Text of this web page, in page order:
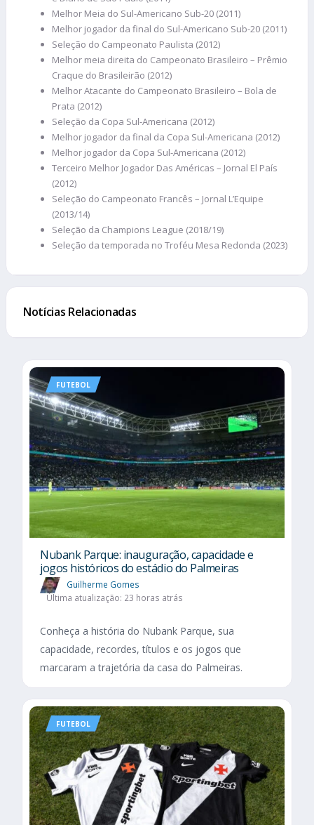
Melhor Meia do Sul-Americano Sub-20 (2011)
Melhor jogador da final do Sul-Americano Sub-20 (2011)
Seleção do Campeonato Paulista (2012)
Melhor meia direita do Campeonato Brasileiro – Prêmio
Craque do Brasileirão (2012)
Melhor Atacante do Campeonato Brasileiro – Bola de
Prata (2012)
Seleção da Copa Sul-Americana (2012)
Melhor jogador da final da Copa Sul-Americana (2012)
Melhor jogador da Copa Sul-Americana (2012)
Terceiro Melhor Jogador Das Américas – Jornal El País
(2012)
Seleção do Campeonato Francês – Jornal L’Equipe
(2013/14)
Seleção da Champions League (2018/19)
Seleção da temporada no Troféu Mesa Redonda (2023)
Notícias Relacionadas
FUTEBOL
Nubank Parque: inauguração, capacidade e
jogos históricos do estádio do Palmeiras
Guilherme Gomes
Última atualização: 23 horas atrás
Conheça a história do Nubank Parque, sua
capacidade, recordes, títulos e os jogos que
marcaram a trajetória da casa do Palmeiras.
FUTEBOL